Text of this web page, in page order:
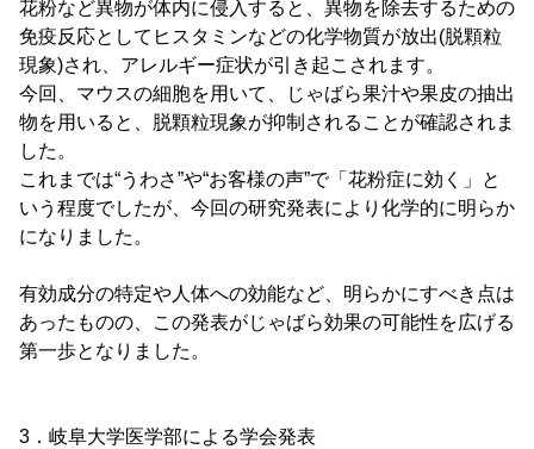
花粉など異物が体内に侵入すると、異物を除去するための
免疫反応としてヒスタミンなどの化学物質が放出(脱顆粒
現象)され、アレルギー症状が引き起こされます。
今回、マウスの細胞を用いて、じゃばら果汁や果皮の抽出
物を用いると、脱顆粒現象が抑制されることが確認されま
した。
これまでは“うわさ”や“お客様の声”で「花粉症に効く」と
いう程度でしたが、今回の研究発表により化学的に明らか
になりました。
有効成分の特定や人体への効能など、明らかにすべき点は
あったものの、この発表がじゃばら効果の可能性を広げる
第一歩となりました。
3．岐阜大学医学部による学会発表